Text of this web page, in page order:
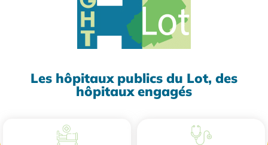
Les hôpitaux publics du Lot, des
hôpitaux engagés